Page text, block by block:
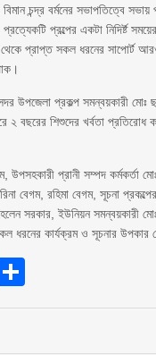
চন্দ্র বর্মনের সভাপতিত্বে
প্রল্পের একটা নিদির্ষ্ট
থেকে প্রাপ্ত সকল ধরনের
উপজেলা প্রকল্প সমন্বয়কারী মোঃ
বছরের শিশুদের খর্বতা প্রতিরোধ
প্রানী সম্পদ কর্মকর্তা
বেগম, রহিমা বেগম, সূচনা
সরকার, ইউনিয়ন সমন্বয়কারী
কার্যক্রম ও সূচনার উপকার
Print